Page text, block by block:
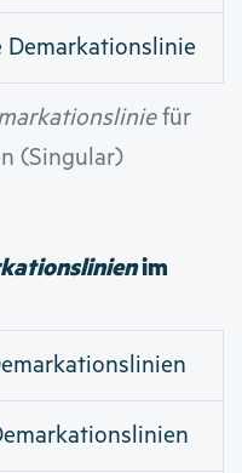
für
(Singular)
Demarkationslinie
im